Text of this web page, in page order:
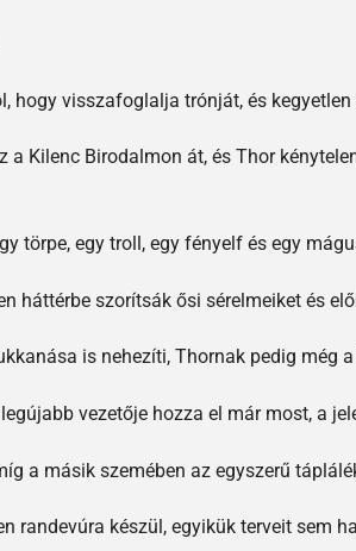
hogy visszafoglalja trónját, és
Kilenc Birodalmon át, és Thor
törpe, egy troll, egy fényelf és egy
háttérbe szorítsák ősi sérelmeiket és
is nehezíti, Thornak pedig még
vezetője hozza el már most, a
a másik szemében az egyszerű
randevúra készül, egyikük terveit sem